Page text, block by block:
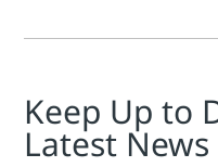
Keep Up to
Latest